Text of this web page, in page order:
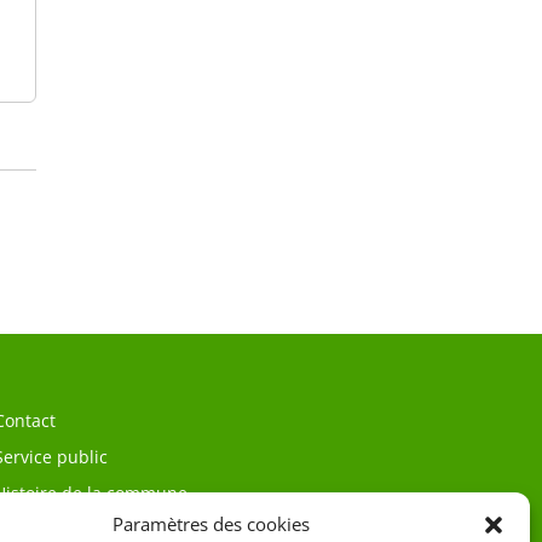
Paramètres des cookies
public
de la commune